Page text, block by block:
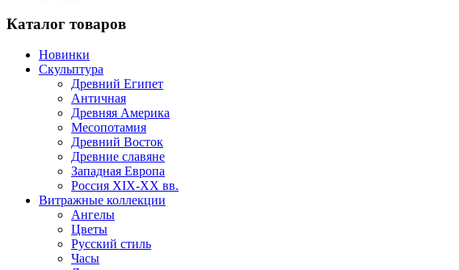
Каталог товаров
Новинки
Скульптура
Древний Египет
Античная
Древняя Америка
Месопотамия
Древний Восток
Древние славяне
Западная Европа
Россия XIX-XX вв.
Витражные коллекции
Ангелы
Цветы
Русский стиль
Часы